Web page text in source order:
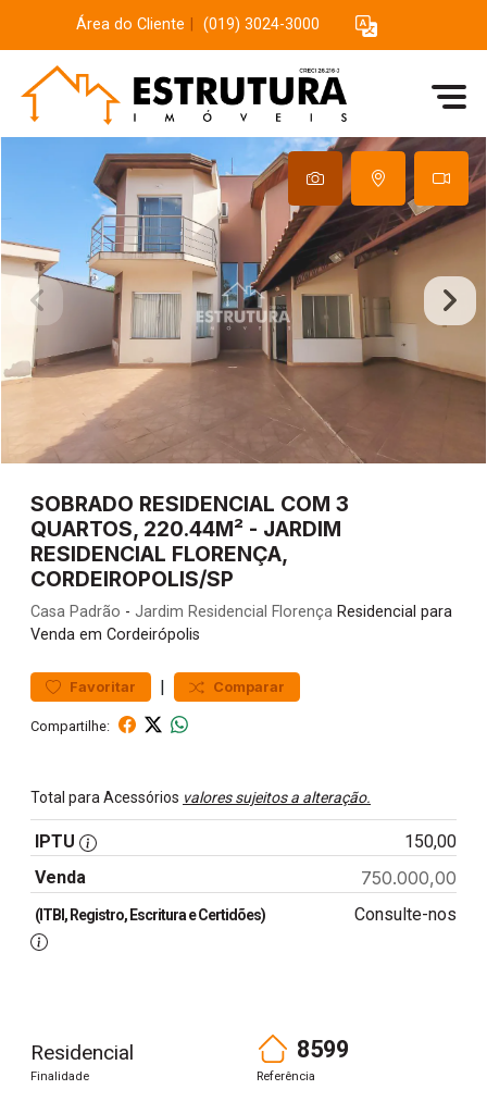
Área do Cliente (019) 3024-3000
SOBRADO RESIDENCIAL COM 3
QUARTOS, 220.44M² - JARDIM
RESIDENCIAL FLORENÇA,
CORDEIROPOLIS/SP
Casa Padrão - Jardim Residencial Florença Residencial para
Venda em Cordeirópolis
Favoritar | Comparar
Compartilhe:
Total para Acessórios valores sujeitos a alteração.
IPTU
150,00
Venda
750.000,00
(ITBI, Registro, Escritura e Certidões) Consulte-nos
Residencial
Finalidade
8599
Referência